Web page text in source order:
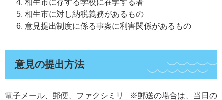
相生市に存する学校に在学する者
相生市に対し納税義務があるもの
意見提出制度に係る事案に利害関係があるもの
意見の提出方法
電子メール、郵便、ファクシミリ ※郵送の場合は、当日の